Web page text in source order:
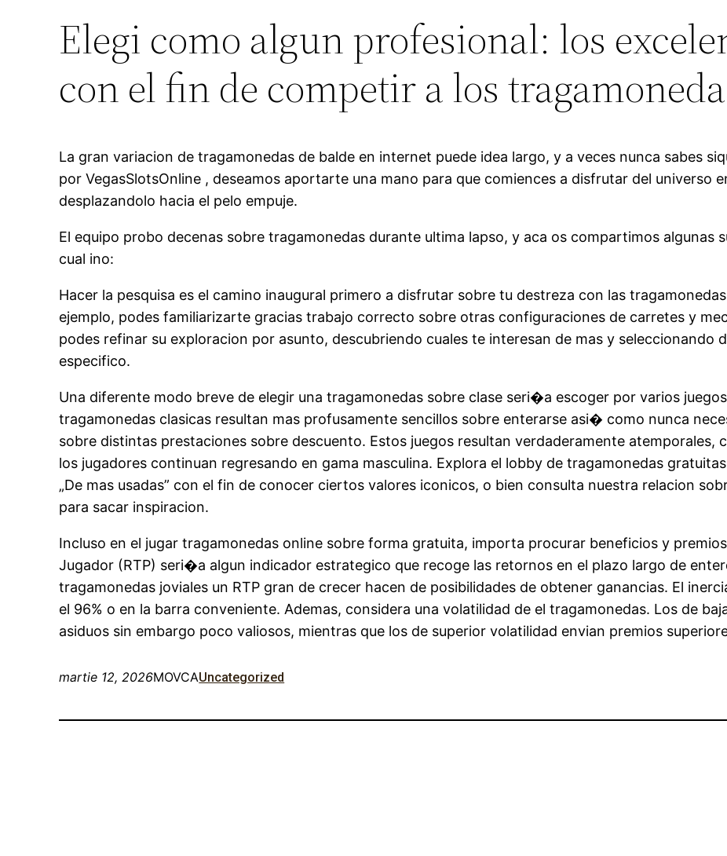
Elegi como algun profesional: los
con el fin de competir a los
La gran variacion de tragamonedas de balde en internet puede idea largo, y a veces nunca sabes
por VegasSlotsOnline , deseamos aportarte una mano para que comiences a disfrutar del universo
desplazandolo hacia el pelo empuje.
El equipo probo decenas sobre tragamonedas durante ultima lapso, y aca os compartimos
cual ino:
Hacer la pesquisa es el camino inaugural primero a disfrutar sobre tu destreza con las
ejemplo, podes familiarizarte gracias trabajo correcto sobre otras configuraciones de carretes y
podes refinar su exploracion por asunto, descubriendo cuales te interesan de mas y seleccionando
especifico.
Una diferente modo breve de elegir una tragamonedas sobre clase seri�a escoger por varios
tragamonedas clasicas resultan mas profusamente sencillos sobre enterarse asi� como nunca
sobre distintas prestaciones sobre descuento. Estos juegos resultan verdaderamente atemporales,
los jugadores continuan regresando en gama masculina. Explora el lobby de tragamonedas
„De mas usadas” con el fin de conocer ciertos valores iconicos, o bien consulta nuestra relacion
para sacar inspiracion.
Incluso en el jugar tragamonedas online sobre forma gratuita, importa procurar beneficios y
Jugador (RTP) seri�a algun indicador estrategico que recoge las retornos en el plazo largo de
tragamonedas joviales un RTP gran de crecer hacen de posibilidades de obtener ganancias. El
el 96% o en la barra conveniente. Ademas, considera una volatilidad de el tragamonedas. Los de
asiduos sin embargo poco valiosos, mientras que los de superior volatilidad envian premios
martie 12, 2026MOVCAUncategorized